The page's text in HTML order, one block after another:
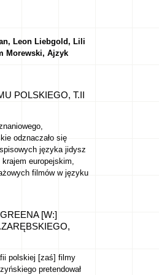
Leon Liebgold, Lili
Morewski, Ajzyk
POLSKIEGO, T.II
odznaczało się
języka jidysz
europejskim,
filmów w języku
[W:]
polskiej [zaś] filmy
pretendował